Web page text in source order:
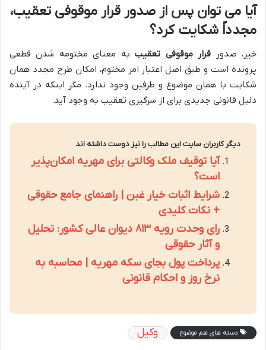
آیا می توان پس از صدور قرار موقوفی تعقیب،
مجدداً شکایت کرد؟
خیر، صدور قرار موقوفی تعقیببه معنای مختومه شدن قطعی
پرونده است و طبق اصل اعتبار امر مختوم، امکان طرح مجدد همان
شکایت با همان موضوع و طرفین وجود ندارد. مگر اینکه در آینده
دلیل قانونی جدیدی برای از سرگیری تعقیب به وجود آید.
دیگر کاربران سایت این مطالب را نیز دوست داشته اند
آیا توقیف ملک وکالتی برای مهریه امکان‌پذیر
است؟
شرایط اثبات خیار غبن | راهنمای جامع حقوقی
+ نکات کلیدی
رای وحدت رویه ۸۱۳ دیوان عالی کشور: تحلیل
و آثار حقوقی
پرداخت پول بجای سکه مهریه | محاسبه به
نرخ روز و احکام قانونی
دسته های هم موضوع وکیل